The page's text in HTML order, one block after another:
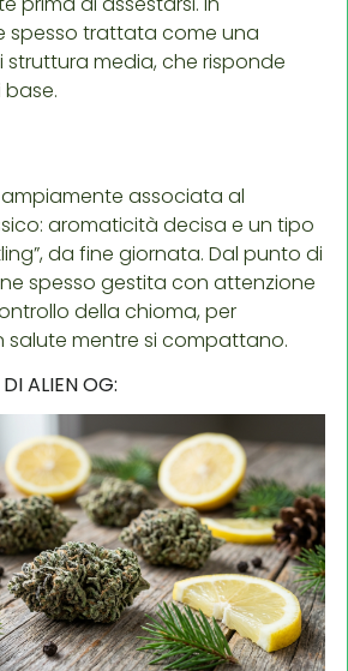
spesso trattata come una
struttura media, che risponde
ampiamente associata al
aromaticità decisa e un tipo
da fine giornata. Dal punto di
spesso gestita con attenzione
della chioma, per
salute mentre si compattano.
ALIEN OG: